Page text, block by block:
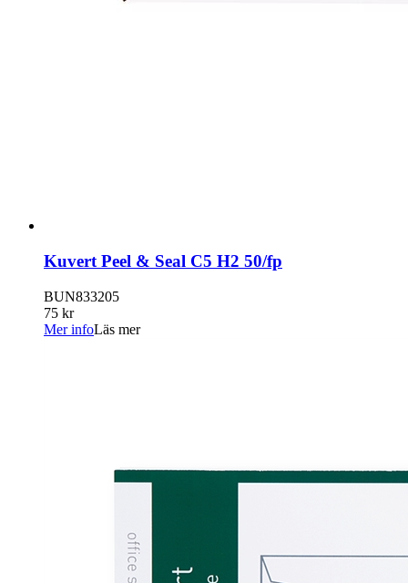
Kuvert Peel & Seal C5 H2 50/fp
BUN833205
75 kr
Mer infoLäs mer